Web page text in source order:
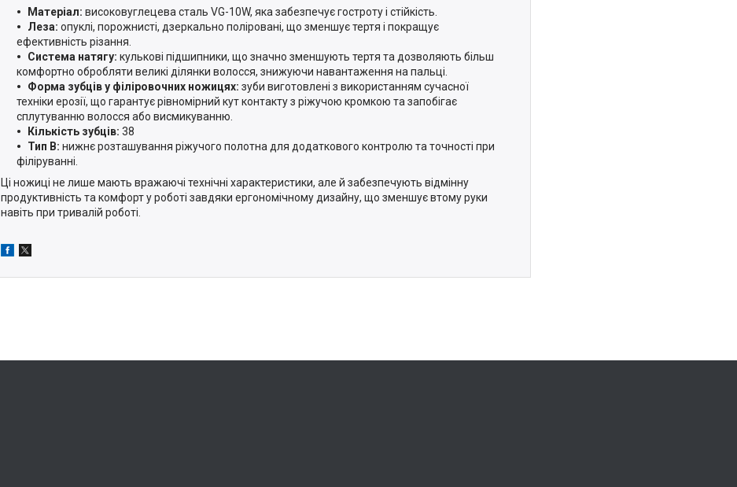
Матеріал: високовуглецева сталь VG-10W, яка забезпечує гостроту і стійкість.
Леза: опуклі, порожнисті, дзеркально поліровані, що зменшує тертя і покращує
ефективність різання.
Система натягу: кулькові підшипники, що значно зменшують тертя та дозволяють більш
комфортно обробляти великі ділянки волосся, знижуючи навантаження на пальці.
Форма зубців у філіровочних ножицях: зуби виготовлені з використанням сучасної
техніки ерозії, що гарантує рівномірний кут контакту з ріжучою кромкою та запобігає
сплутуванню волосся або висмикуванню.
Кількість зубців: 38
Тип B: нижнє розташування ріжучого полотна для додаткового контролю та точності при
філіруванні.
Ці ножиці не лише мають вражаючі технічні характеристики, але й забезпечують відмінну
продуктивність та комфорт у роботі завдяки ергономічному дизайну, що зменшує втому руки
навіть при тривалій роботі.